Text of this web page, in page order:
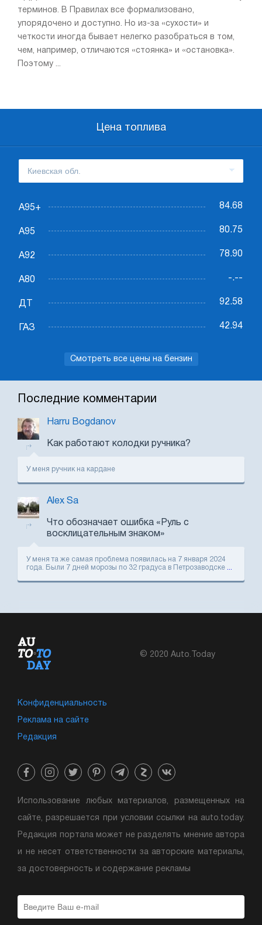
терминов. В Правилах все формализовано,
упорядочено и доступно. Но из-за «сухости» и
четкости иногда бывает нелегко разобраться в том,
чем, например, отличаются «стоянка» и «остановка».
Поэтому ...
Цена топлива
А95+ 84.68
А95 80.75
А92 78.90
А80 -.--
ДТ 92.58
ГАЗ 42.94
Смотреть все цены на бензин
Последние комментарии
Harru Bogdanov
Как работают колодки ручника?
У меня ручник на кардане
Alex Sa
Что обозначает ошибка «Руль с
восклицательным знаком»
У меня та же самая проблема появилась на 7 января 2024
года. Были 7 дней морозы по 32 градуса в Петрозаводске
© 2020 Auto.Today
Конфиденциальность
Реклама на сайте
Редакция
Использование любых материалов, размещенных на
сайте, разрешается при условии ссылки на auto.today.
Редакция портала может не разделять мнение автора
и не несет ответственности за авторские материалы,
за достоверность и содержание рекламы